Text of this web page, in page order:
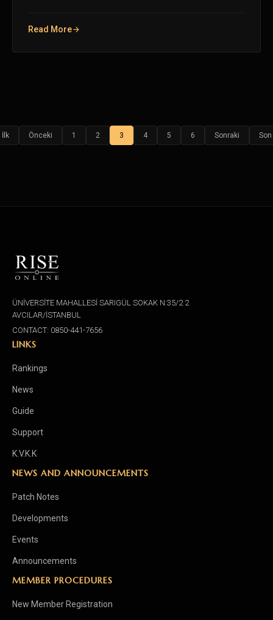
Read More
İlk Önceki 1 2 3 4 5 6 Sonraki Son
ÜNİVERSİTE MAHALLESİ SARIGÜL SOKAK N:35/2 2
AVCILAR/İSTANBUL
CONTACT: 0850-441-7656
LINKS
Rankings
News
Guide
Support
K.V.K.K
NEWS AND ANNOUNCEMENTS
Patch Notes
Developments
Events
Announcements
MEMBER PROCEDURES
New Member Registration